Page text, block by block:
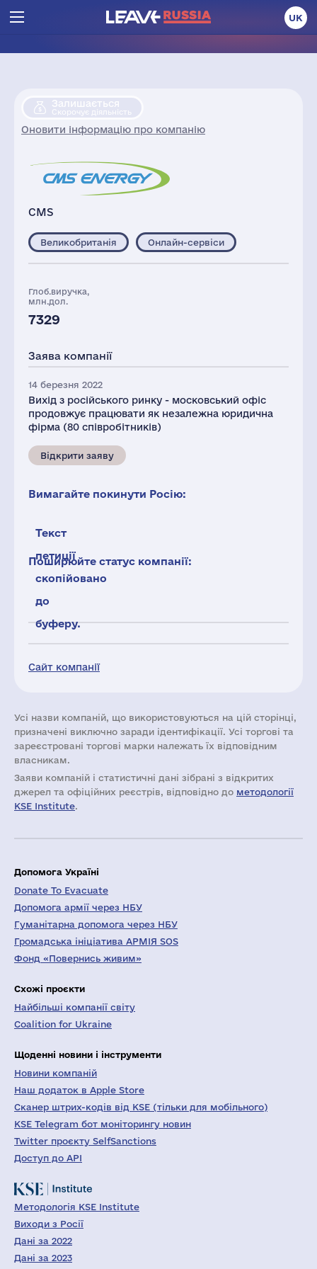
UK
Залишається
Скорочує діяльність
Оновити інформацію про компанію
CMS
Сайт компанії
Великобританія Онлайн-сервіси
Глоб.виручка,
млн.дол.
7329
Заява компанії
14 березня 2022
Вихід з російського ринку - московський офіс
продовжує працювати як незалежна юридична
фірма (80 співробітників)
Відкрити заяву
Вимагайте покинути Росію:
Текст
петиції
скопійовано
до
буферу.
Поширюйте статус компанії:
Усі назви компаній, що використовуються на цій сторінці,
призначені виключно заради ідентифікації. Усі торгові та
зареєстровані торгові марки належать їх відповідним
власникам.
Заяви компаній i статистичні дані зібрані з відкритих
джерел та офіційних реєстрів, відповідно до методології
KSE Institute.
Допомога Україні
Donate To Evacuate
Допомога армії через НБУ
Гуманітарна допомога через НБУ
Громадська ініціатива АРМІЯ SOS
Фонд «Повернись живим»
Схожі проєкти
Найбільші компанії світу
Coalition for Ukraine
Щоденні новини і інструменти
Новини компаній
Наш додаток в Apple Store
Сканер штрих-кодів від KSE (тільки для мобільного)
KSE Telegram бот моніторингу новин
Twitter проєкту SelfSanctions
Доступ до API
Методологія KSE Institute
Виходи з Росії
Дані за 2022
Дані за 2023